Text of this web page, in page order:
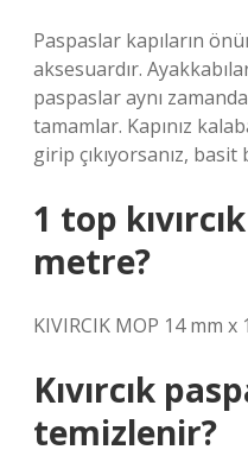
Paspaslar kapıların
aksesuardır.
paspaslar aynı
tamamlar. Kapınız
girip çıkıyorsanız,
1 top
metre?
KIVIRCIK MOP 14 mm x
Kıvırcık
temizlenir?